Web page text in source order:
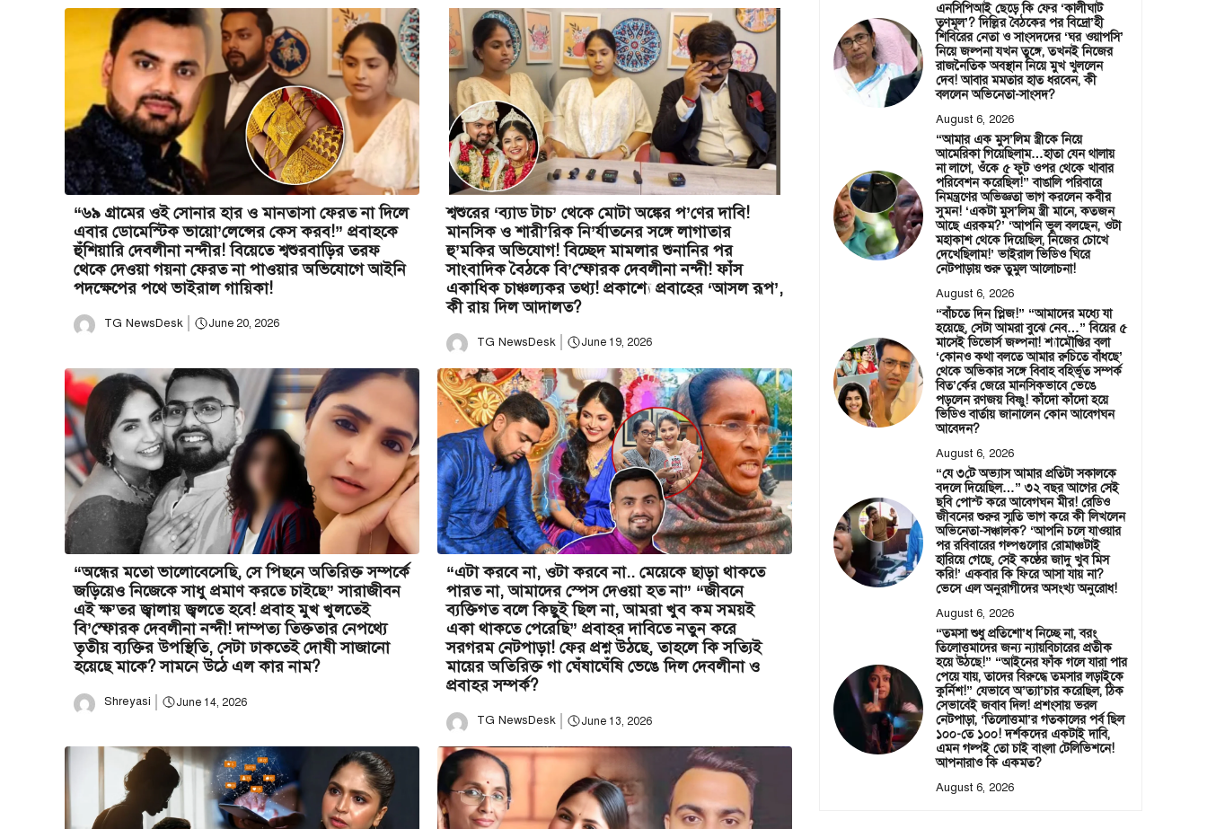
“৬৯ গ্রামের ওই সোনার হার ও মানতাসা ফেরত না দিলে
এবার ডোমেস্টিক ভায়ো’লেন্সের কেস করব!” প্রবাহকে
হুঁশিয়ারি দেবলীনা নন্দীর! বিয়েতে শ্বশুরবাড়ির তরফ
থেকে দেওয়া গয়না ফেরত না পাওয়ার অভিযোগে আইনি
পদক্ষেপের পথে ভাইরাল গায়িকা!
TG NewsDesk June 20, 2026
শ্বশুরের ‘ব্যাড টাচ’ থেকে মোটা অঙ্কের প’ণের দাবি!
মানসিক ও শারী’রিক নি’র্যাতনের সঙ্গে লাগাতার
হু’মকির অভিযোগ! বিচ্ছেদ মামলার শুনানির পর
সাংবাদিক বৈঠকে বি’স্ফোরক দেবলীনা নন্দী! ফাঁস
একাধিক চাঞ্চল্যকর তথ্য! প্রকাশ্যে প্রবাহের ‘আসল রূপ’,
কী রায় দিল আদালত?
TG NewsDesk June 19, 2026
“অন্ধের মতো ভালোবেসেছি, সে পিছনে অতিরিক্ত সম্পর্কে
জড়িয়েও নিজেকে সাধু প্রমাণ করতে চাইছে” সারাজীবন
এই ক্ষ’তর জ্বালায় জ্বলতে হবে! প্রবাহ মুখ খুলতেই
বি’স্ফোরক দেবলীনা নন্দী! দাম্পত্য তিক্ততার নেপথ্যে
তৃতীয় ব্যক্তির উপস্থিতি, সেটা ঢাকতেই দোষী সাজানো
হয়েছে মাকে? সামনে উঠে এল কার নাম?
Shreyasi June 14, 2026
“এটা করবে না, ওটা করবে না.. মেয়েকে ছাড়া থাকতে
পারত না, আমাদের স্পেস দেওয়া হত না” “জীবনে
ব্যক্তিগত বলে কিছুই ছিল না, আমরা খুব কম সময়ই
একা থাকতে পেরেছি” প্রবাহর দাবিতে নতুন করে
সরগরম নেটপাড়া! ফের প্রশ্ন উঠছে, তাহলে কি সত্যিই
মায়ের অতিরিক্ত গা ঘেঁষাঘেঁষি ভেঙে দিল দেবলীনা ও
প্রবাহর সম্পর্ক?
TG NewsDesk June 13, 2026
এনসিপিআই ছেড়ে কি ফের ‘কালীঘাট
তৃণমূল’? দিল্লির বৈঠকের পর বিদ্রো’হী
শিবিরের নেতা ও সাংসদদের ‘ঘর ওয়াপসি’
নিয়ে জল্পনা যখন তুঙ্গে, তখনই নিজের
রাজনৈতিক অবস্থান নিয়ে মুখ খুললেন
দেব! আবার মমতার হাত ধরবেন, কী
বললেন অভিনেতা-সাংসদ?
August 6, 2026
“আমার এক মুস’লিম স্ত্রীকে নিয়ে
আমেরিকা গিয়েছিলাম…হাতা যেন থালায়
না লাগে, ওঁকে ৫ ফুট ওপর থেকে খাবার
পরিবেশন করেছিল!” বাঙালি পরিবারে
নিমন্ত্রণের অভিজ্ঞতা ভাগ করলেন কবীর
সুমন! ‘একটা মুস’লিম স্ত্রী মানে, কতজন
আছে এরকম?’ ‘আপনি ভুল বলছেন, ওটা
মহাকাশ থেকে দিয়েছিল, নিজের চোখে
দেখেছিলাম!’ ভাইরাল ভিডিও ঘিরে
নেটপাড়ায় শুরু তুমুল আলোচনা!
August 6, 2026
“বাঁচতে দিন প্লিজ!” “আমাদের মধ্যে যা
হয়েছে, সেটা আমরা বুঝে নেব…” বিয়ের ৫
মাসেই ডিভোর্স জল্পনা! শ্যামৌপ্তির বলা
‘কোনও কথা বলতে আমার রুচিতে বাঁধছে’
থেকে অভিকার সঙ্গে বিবাহ বহির্ভূত সম্পর্ক
বিত’র্কের জেরে মানসিকভাবে ভেঙে
পড়লেন রণজয় বিষ্ণু! কাঁদো কাঁদো হয়ে
ভিডিও বার্তায় জানালেন কোন আবেগঘন
আবেদন?
August 6, 2026
“যে ৩টে অভ্যাস আমার প্রতিটা সকালকে
বদলে দিয়েছিল…” ৩২ বছর আগের সেই
ছবি পোস্ট করে আবেগঘন মীর! রেডিও
জীবনের শুরুর স্মৃতি ভাগ করে কী লিখলেন
অভিনেতা-সঞ্চালক? ‘আপনি চলে যাওয়ার
পর রবিবারের গল্পগুলোর রোমাঞ্চটাই
হারিয়ে গেছে, সেই কণ্ঠের জাদু খুব মিস
করি!’ একবার কি ফিরে আসা যায় না?
ভেসে এল অনুরাগীদের অসংখ্য অনুরোধ!
August 6, 2026
“তমসা শুধু প্রতিশো’ধ নিচ্ছে না, বরং
তিলোত্তমাদের জন্য ন্যায়বিচারের প্রতীক
হয়ে উঠছে!” “আইনের ফাঁক গলে যারা পার
পেয়ে যায়, তাদের বিরুদ্ধে তমসার লড়াইকে
কুর্নিশ!” যেভাবে অ’ত্যা’চার করেছিল, ঠিক
সেভাবেই জবাব দিল! প্রশংসায় ভরল
নেটপাড়া, ‘তিলোত্তমা’র গতকালের পর্ব ছিল
১০০-তে ১০০! দর্শকদের একটাই দাবি,
এমন গল্পই তো চাই বাংলা টেলিভিশনে!
আপনারাও কি একমত?
August 6, 2026